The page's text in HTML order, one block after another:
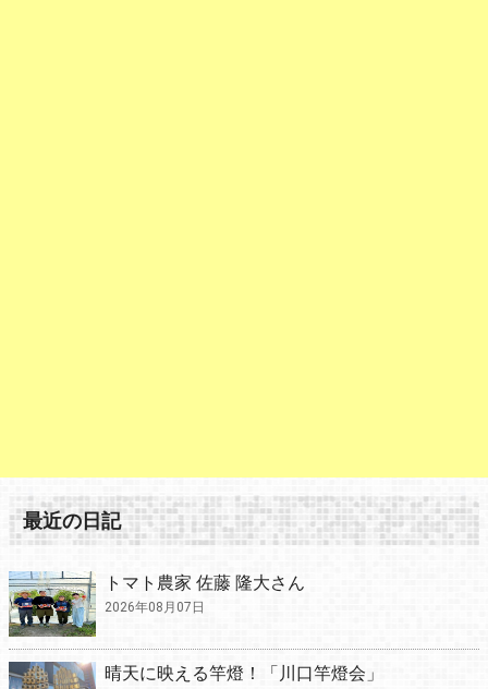
最近の日記
トマト農家 佐藤 隆大さん
2026年08月07日
晴天に映える竿燈！「川口竿燈会」